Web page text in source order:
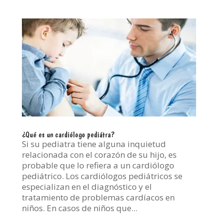
¿Qué es un cardiólogo pediátra?
Si su pediatra tiene alguna inquietud
relacionada con el corazón de su hijo, es
probable que lo refiera a un cardiólogo
pediátrico. Los cardiólogos pediátricos se
especializan en el diagnóstico y el
tratamiento de problemas cardíacos en
niños. En casos de niños que...